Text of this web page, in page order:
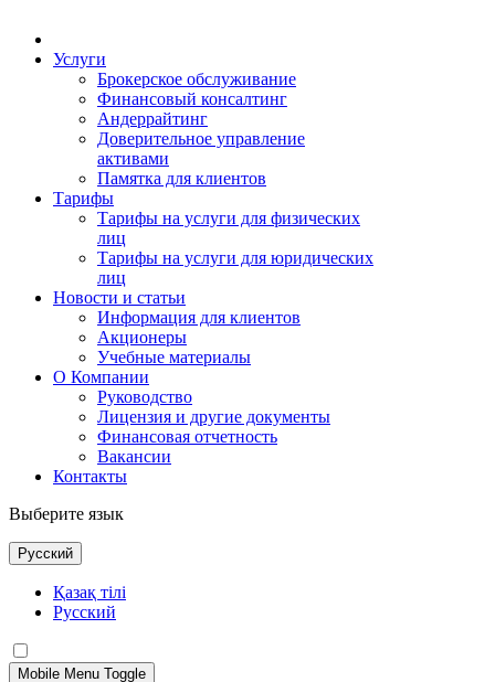
Услуги
Брокерское обслуживание
Финансовый консалтинг
Андеррайтинг
Доверительное управление
активами
Памятка для клиентов
Тарифы
Тарифы на услуги для физических
лиц
Тарифы на услуги для юридических
лиц
Новости и статьи
Информация для клиентов
Акционеры
Учебные материалы
О Компании
Руководство
Лицензия и другие документы
Финансовая отчетность
Вакансии
Контакты
Выберите язык
Русский
Қазақ тілі
Русский
Mobile Menu Toggle